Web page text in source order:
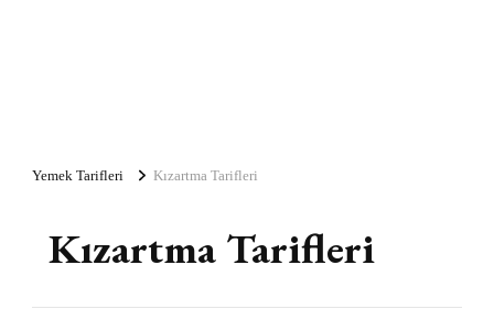
Yemek Tarifleri Kızartma Tarifleri
Kızartma Tarifleri